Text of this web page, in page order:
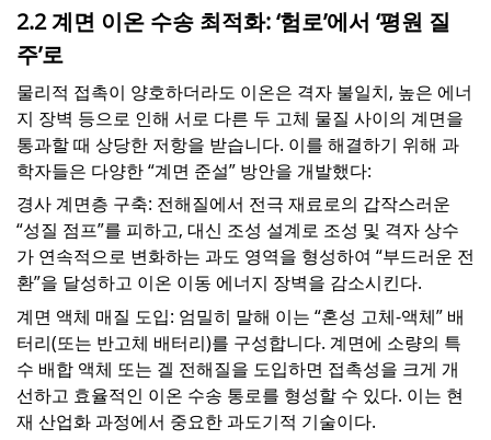
2.2 계면 이온 수송 최적화: ‘험로’에서 ‘평원 질
주’로
물리적 접촉이 양호하더라도 이온은 격자 불일치, 높은 에너
지 장벽 등으로 인해 서로 다른 두 고체 물질 사이의 계면을
통과할 때 상당한 저항을 받습니다. 이를 해결하기 위해 과
학자들은 다양한 “계면 준설” 방안을 개발했다:
경사 계면층 구축: 전해질에서 전극 재료로의 갑작스러운
“성질 점프”를 피하고, 대신 조성 설계로 조성 및 격자 상수
가 연속적으로 변화하는 과도 영역을 형성하여 “부드러운 전
환”을 달성하고 이온 이동 에너지 장벽을 감소시킨다.
계면 액체 매질 도입: 엄밀히 말해 이는 “혼성 고체-액체” 배
터리(또는 반고체 배터리)를 구성합니다. 계면에 소량의 특
수 배합 액체 또는 겔 전해질을 도입하면 접촉성을 크게 개
선하고 효율적인 이온 수송 통로를 형성할 수 있다. 이는 현
재 산업화 과정에서 중요한 과도기적 기술이다.